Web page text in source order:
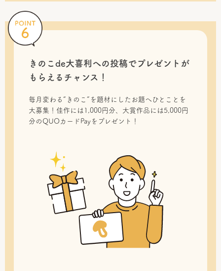
きのこde大喜利への投稿でプレゼントが
もらえるチャンス！
毎月変わる“きのこ”を題材にしたお題へひとことを
大募集！佳作には1,000円分、大賞作品には5,000円
分のQUOカードPayをプレゼント！